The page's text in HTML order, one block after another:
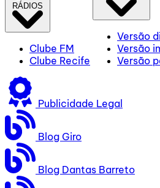
RÁDIOS
Clube FM
Clube Recife
Versão
Versão
Versão
Publicidade Legal
Blog Giro
Blog Dantas Barreto